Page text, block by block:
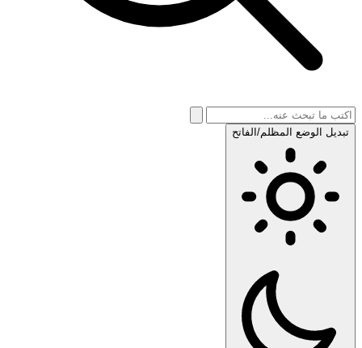
تبديل الوضع المظلم/الفاتح